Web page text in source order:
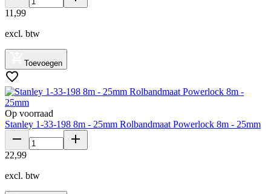
11 ,99
excl. btw
Toevoegen
Op voorraad
Stanley 1-33-198 8m - 25mm Rolbandmaat Powerlock 8m - 25mm
22,99
excl. btw